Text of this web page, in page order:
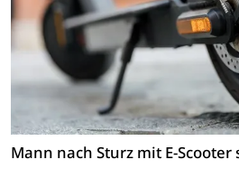
Mann nach Sturz mit E-